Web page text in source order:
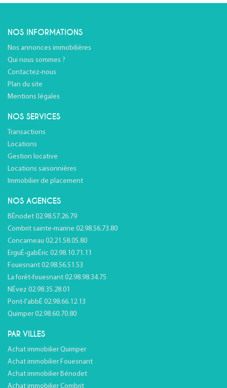
NOS INFORMATIONS
Nos annonces immobilières
Qui nous sommes ?
Contactez-nous
Plan du site
Mentions légales
NOS SERVICES
Transactions
Locations
Gestion locative
Locations saisonnières
Immobilier de placement
NOS AGENCES
BÉnodet 02.98.57.26.79
Combrit sainte-marine 02.98.56.73.80
Concarneau 02.21.58.05.80
ErguÉ-gabÉric 02.98.10.71.11
Fouesnant 02.98.56.51.53
La forêt-fouesnant 02.98.98.34.75
NÉvez 02.98.35.28.01
Pont-l'abbÉ 02.98.66.12.13
Quimper 02.98.60.70.80
PAR VILLES
Achat immobilier Quimper
Achat immobilier Fouesnant
Achat immobilier Bénodet
Achat immobilier Combrit